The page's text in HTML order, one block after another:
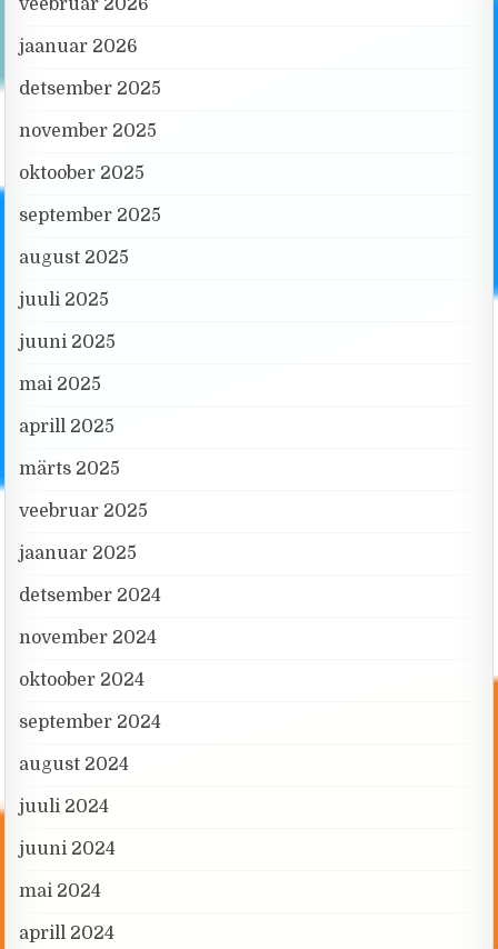
veebruar 2026
jaanuar 2026
detsember 2025
november 2025
oktoober 2025
september 2025
august 2025
juuli 2025
juuni 2025
mai 2025
aprill 2025
märts 2025
veebruar 2025
jaanuar 2025
detsember 2024
november 2024
oktoober 2024
september 2024
august 2024
juuli 2024
juuni 2024
mai 2024
aprill 2024